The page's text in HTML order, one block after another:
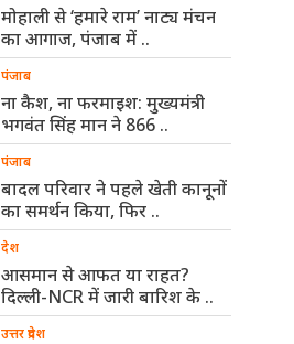
मोहाली से ‘हमारे राम’ नाट्य मंचन
का आगाज, पंजाब में ..
पंजाब
ना कैश, ना फरमाइश: मुख्यमंत्री
भगवंत सिंह मान ने 866 ..
पंजाब
बादल परिवार ने पहले खेती कानूनों
का समर्थन किया, फिर ..
देश
आसमान से आफत या राहत?
दिल्ली-NCR में जारी बारिश के ..
उत्तर प्रदेश